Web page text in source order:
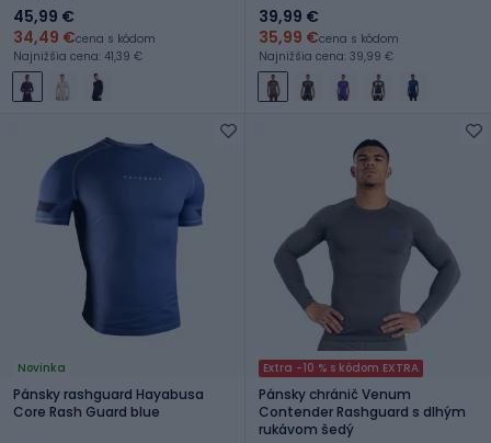
45,99 €
34,49 €cena s kódom
Najnižšia cena: 41,39 €
39,99 €
35,99 €cena s kódom
Najnižšia cena: 39,99 €
Novinka
Pánsky rashguard Hayabusa
Core Rash Guard blue
Extra -10 % s kódom EXTRA
Pánsky chránič Venum
Contender Rashguard s dlhým
rukávom šedý